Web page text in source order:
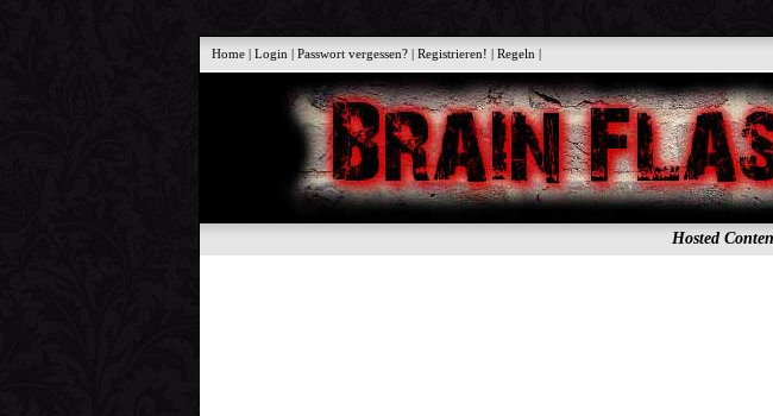
Home |Login |Passwort vergessen? |Registrieren! |Regeln |
Hosted